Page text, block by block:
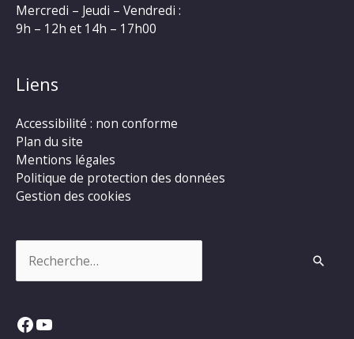
Mercredi – Jeudi – Vendredi :
9h – 12h et 14h – 17h00
Liens
Accessibilité : non conforme
Plan du site
Mentions légales
Politique de protection des données
Gestion des cookies
Facebook
YouTube